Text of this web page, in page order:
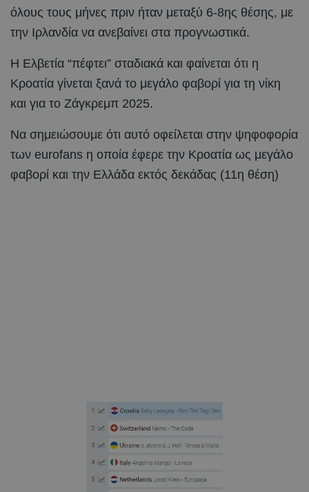
όλους τους μήνες πριν ήταν μεταξύ 6-8ης θέσης, με
την Ιρλανδία να ανεβαίνει στα προγνωστικά.
Η Ελβετία “πέφτει” σταδιακά και φαίνεται ότι η
Κροατία γίνεται ξανά το μεγάλο φαβορί για τη νίκη
και για το Ζάγκρεμπ 2025.
Να σημειώσουμε ότι αυτό οφείλεται στην ψηφοφορία
των eurofans η οποία έφερε την Κροατία ως μεγάλο
φαβορί και την Ελλάδα εκτός δεκάδας (11η θέση)